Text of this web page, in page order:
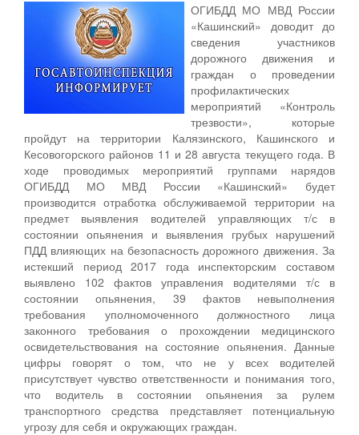
ОГИБДД МО МВД России
«Кашинский» доводит до
сведения участников
дорожного движения и
граждан о проведении
профилактических
мероприятий «Контроль
трезвости», которые
пройдут на территории Калязинского, Кашинского и
Кесовогорского районов 11 и 28 августа текущего года. В
ходе проводимых мероприятий группами нарядов
ОГИБДД МО МВД России «Кашинский» будет
производится отработка обслуживаемой территории на
предмет выявления водителей управляющих т/с в
состоянии опьянения и выявления грубых нарушений
ПДД влияющих на безопасность дорожного движения. За
истекший период 2017 года инспекторским составом
выявлено 102 фактов управления водителями т/с в
состоянии опьянения, 39 фактов невыполнения
требования уполномоченного должностного лица
законного требования о прохождении медицинского
освидетельствования на состояние опьянения. Данные
цифры говорят о том, что не у всех водителей
присутствует чувство ответственности и понимания того,
что водитель в состоянии опьянения за рулем
транспортного средства представляет потенциальную
угрозу для себя и окружающих граждан.